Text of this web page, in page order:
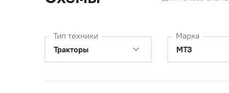
Тип техники
Тракторы
Марка
МТЗ
6